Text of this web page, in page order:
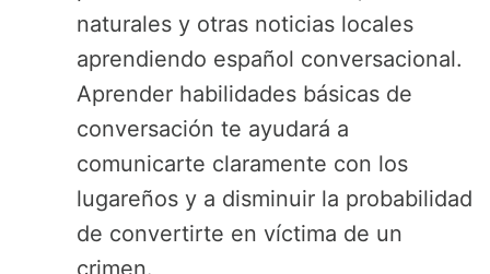
naturales y otras noticias locales
aprendiendo español conversacional.
Aprender habilidades básicas de
conversación te ayudará a
comunicarte claramente con los
lugareños y a disminuir la probabilidad
de convertirte en víctima de un